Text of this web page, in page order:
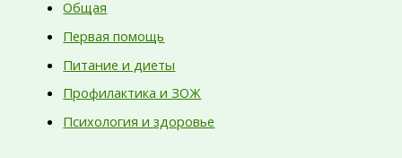
Общая
Первая помощь
Питание и диеты
Профилактика и ЗОЖ
Психология и здоровье